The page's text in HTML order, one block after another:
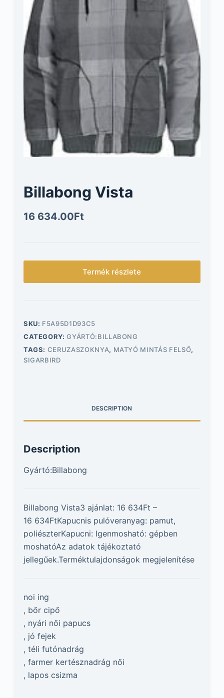
Billabong Vista
16 634.00Ft
Termék részlete
SKU: F5A95D1D93C5
CATEGORY:GYÁRTÓ:BILLABONG
TAGS: CERUZASZOKNYA, MATYÓ MINTÁS FELSŐ,
SIGARBIRD
DESCRIPTION
Description
Gyártó:Billabong
Billabong Vista3 ajánlat: 16 634Ft –
16 634FtKapucnis pulóveranyag: pamut,
poliészterKapucni: Igenmosható: gépben
moshatóAz adatok tájékoztató
jellegűek.Terméktulajdonságok megjelenítése
noi ing
, bőr cipő
, nyári női papucs
, jó fejek
, téli futónadrág
, farmer kertésznadrág női
, lapos csizma